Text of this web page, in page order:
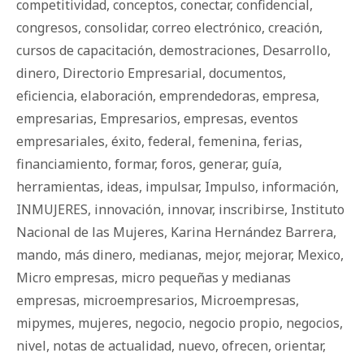
competitividad, conceptos, conectar, confidencial ,
congresos, consolidar, correo electrónico, creación,
cursos de capacitación, demostraciones, Desarrollo,
dinero, Directorio Empresarial, documentos,
eficiencia, elaboración, emprendedoras, empresa,
empresarias, Empresarios, empresas, eventos
empresariales, éxito, federal, femenina, ferias,
financiamiento, formar, foros, generar, guía,
herramientas, ideas, impulsar, Impulso, información,
INMUJERES, innovación, innovar, inscribirse, Instituto
Nacional de las Mujeres, Karina Hernández Barrera,
mando, más dinero, medianas, mejor, mejorar, Mexico,
Micro empresas, micro pequeñas y medianas
empresas, microempresarios, Microempresas,
mipymes, mujeres, negocio, negocio propio, negocios,
nivel, notas de actualidad, nuevo, ofrecen, orientar,